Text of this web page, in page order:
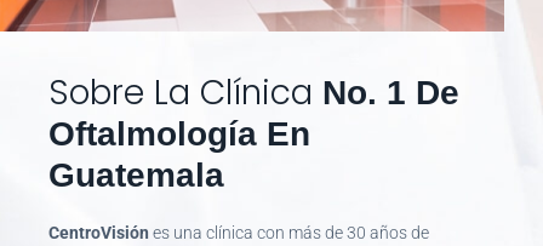
Sobre La Clínica No. 1 De
Oftalmología En
Guatemala
CentroVisión es una clínica con más de 30 años de